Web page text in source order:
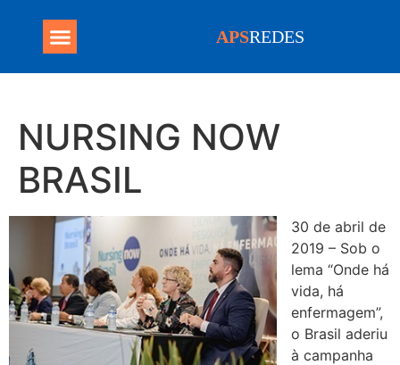
APSREDES
NURSING NOW
BRASIL
30 de abril de
2019 – Sob o
lema “Onde há
vida, há
enfermagem”,
o Brasil aderiu
à campanha